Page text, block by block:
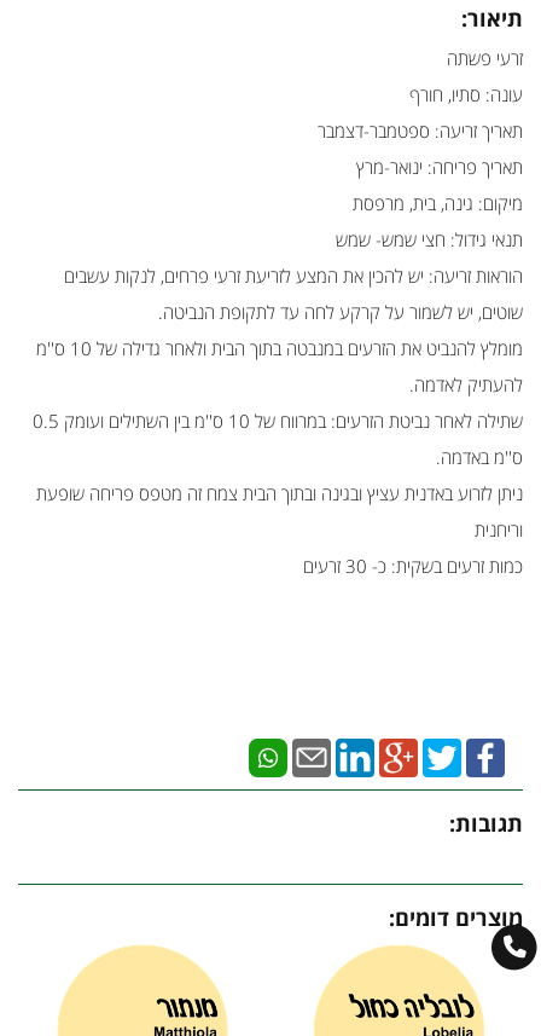
תיאור:
זרעי פשתה
עונה: סתיו, חורף
תאריך זריעה: ספטמבר-דצמבר
תאריך פריחה: ינואר-מרץ
מיקום: גינה, בית, מרפסת
תנאי גידול: חצי שמש- שמש
הוראות זריעה: יש להכין את המצע לזריעת זרעי פרחים, לנקות עשבים
שוטים, יש לשמור על קרקע לחה עד לתקופת הנביטה.
מומלץ להנביט את הזרעים במנבטה בתוך הבית ולאחר גדילה של 10 ס''מ
להעתיק לאדמה.
שתילה לאחר נביטת הזרעים: במרווח של 10 ס''מ בין השתילים ועומק 0.5
ס''מ באדמה.
ניתן לזרוע באדנית עציץ ובגינה ובתוך הבית צמח זה מטפס פריחה שופעת
וריחנית
כמות זרעים בשקית: כ- 30 זרעים
תגובות:
מוצרים דומים: